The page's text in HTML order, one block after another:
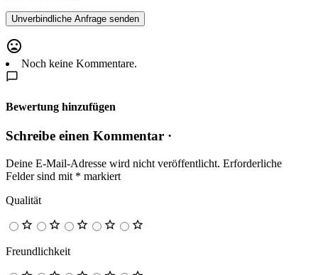
Noch keine Kommentare.
Bewertung hinzufügen
Schreibe einen Kommentar ·
Deine E-Mail-Adresse wird nicht veröffentlicht. Erforderliche
Felder sind mit * markiert
Qualität
Freundlichkeit